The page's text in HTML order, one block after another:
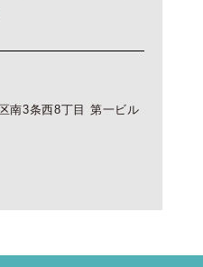
南3条西8丁目 第一ビル